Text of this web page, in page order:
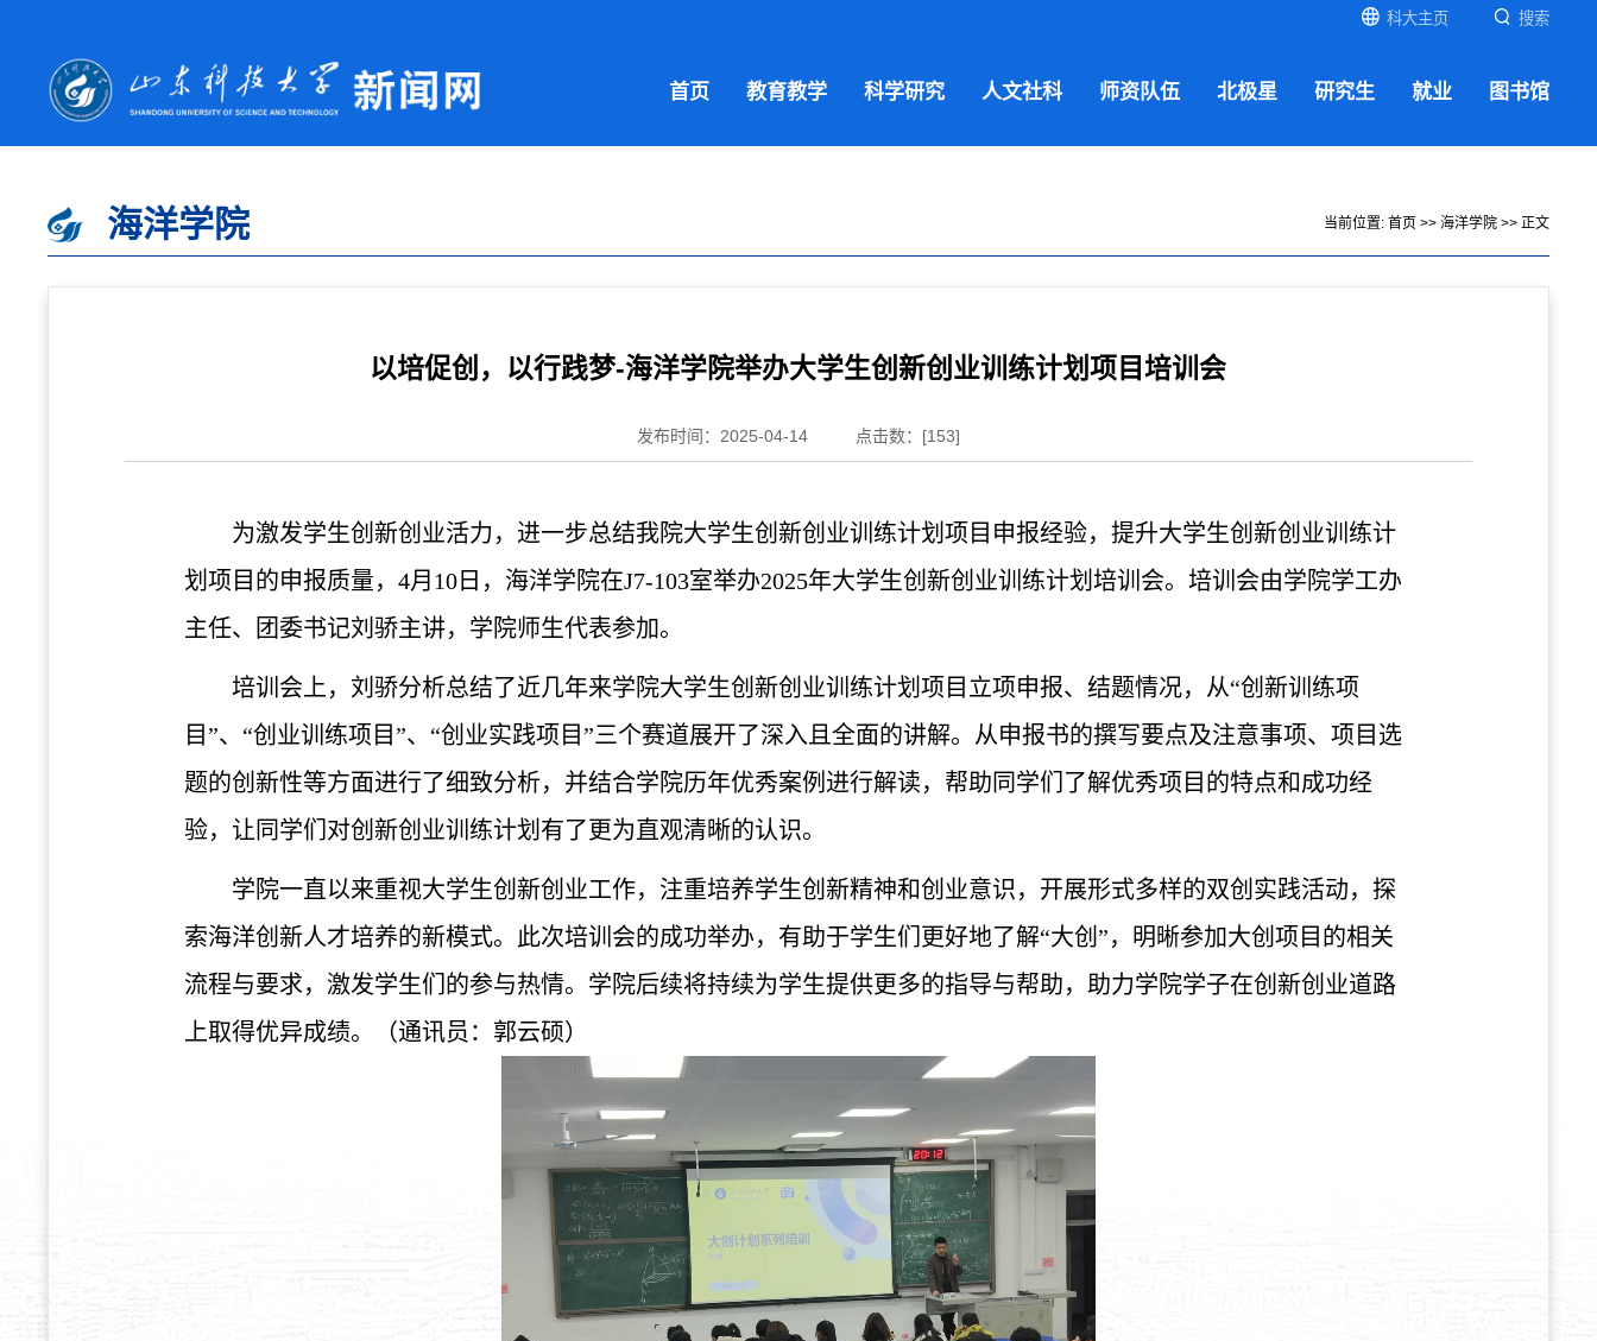
科大主页 搜索
首页 教育教学 科学研究 人文社科 师资队伍 北极星 研究生 就业 图书馆
海洋学院 当前位置: 首页 >> 海洋学院>> 正文
以培促创，以行践梦-海洋学院举办大学生创新创业训练计划项目培训会
发布时间：2025-04-14 点击数：[153]
为激发学生创新创业活力，进一步总结我院大学生创新创业训练计划项目申报经验，提升大学生创新创业训练计
划项目的申报质量，4月10日，海洋学院在J7-103室举办2025年大学生创新创业训练计划培训会。培训会由学院学工办
主任、团委书记刘骄主讲，学院师生代表参加。
培训会上，刘骄分析总结了近几年来学院大学生创新创业训练计划项目立项申报、结题情况，从“创新训练项
目”、“创业训练项目”、“创业实践项目”三个赛道展开了深入且全面的讲解。从申报书的撰写要点及注意事项、项目选
题的创新性等方面进行了细致分析，并结合学院历年优秀案例进行解读，帮助同学们了解优秀项目的特点和成功经
验，让同学们对创新创业训练计划有了更为直观清晰的认识。
学院一直以来重视大学生创新创业工作，注重培养学生创新精神和创业意识，开展形式多样的双创实践活动，探
索海洋创新人才培养的新模式。此次培训会的成功举办，有助于学生们更好地了解“大创”，明晰参加大创项目的相关
流程与要求，激发学生们的参与热情。学院后续将持续为学生提供更多的指导与帮助，助力学院学子在创新创业道路
上取得优异成绩。（通讯员：郭云硕）